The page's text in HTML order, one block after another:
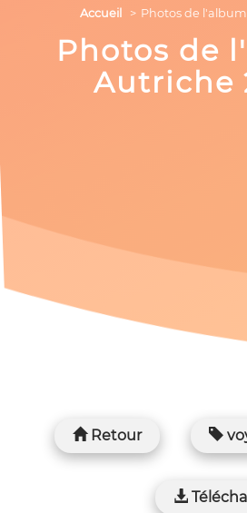
Accueil Photos de
Photos de
Autriche
Retour